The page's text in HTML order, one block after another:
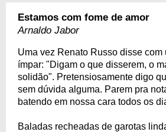
Estamos com fome de amor
Arnaldo Jabor
Uma vez Renato Russo disse com
ímpar: "Digam o que disserem, o
solidão". Pretensiosamente digo
sem dúvida alguma. Parem pra
batendo em nossa cara todos os
Baladas recheadas de garotas